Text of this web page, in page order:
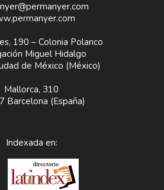
190 – Colonia Polanco
Miguel Hidalgo
de México (México)
Mallorca, 310
Barcelona (España)
Indexada en: